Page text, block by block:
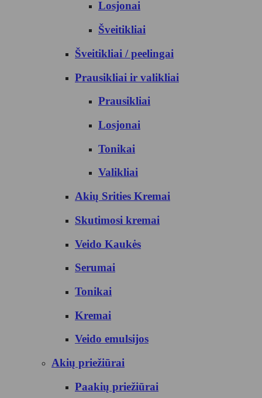
Losjonai
Šveitikliai
Šveitikliai / peelingai
Prausikliai ir valikliai
Prausikliai
Losjonai
Tonikai
Valikliai
Akių Srities Kremai
Skutimosi kremai
Veido Kaukės
Serumai
Tonikai
Kremai
Veido emulsijos
Akių priežiūrai
Paakių priežiūrai